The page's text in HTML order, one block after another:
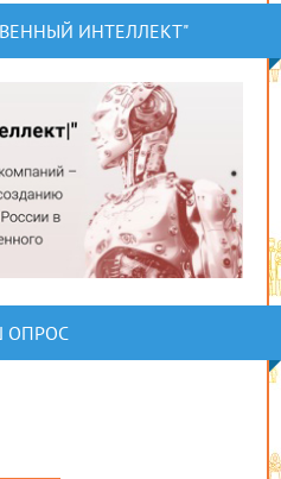
ИНТЕЛЛЕКТ"
ОПРОС